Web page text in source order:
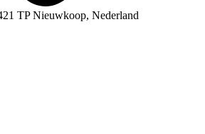
TP Nieuwkoop, Nederland